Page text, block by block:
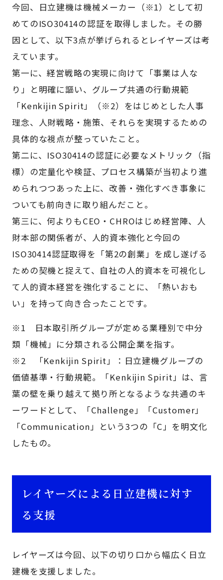
今回、日立建機は機械メーカー（※1）として初
めてのISO30414の認証を取得しました。その勝
因として、以下3点が挙げられるとレイヤーズは考
えています。
第一に、経営戦略の実現に向けて「事業は人な
り」と明確に謳い、グループ共通の行動規範
「Kenkijin Spirit」（※2）をはじめとした人事
理念、人財戦略・施策、それらを実現するための
具体的な視点が整っていたこと。
第二に、ISO30414の認証に必要なメトリック（指
標）の定量化や検証、プロセス構築が当初より進
められつつあった上に、改善・強化すべき事象に
ついても前向きに取り組んだこと。
第三に、何よりもCEO・CHROはじめ経営陣、人
財本部の関係者が、人的資本強化と今回の
ISO30414認証取得を「第2の創業」を成し遂げる
ための契機と捉えて、自社の人的資本を可視化し
て人的資本経営を強化することに、「熱いおも
い」を持って向き合ったことです。
※1 日本取引所グループが定める業種別で中分
類「機械」に分類される公開企業を指す。
※2 「Kenkijin Spirit」：日立建機グループの
価値基準・行動規範。「Kenkijin Spirit」は、言
葉の壁を乗り越えて拠り所となるような共通のキ
ーワードとして、「Challenge」「Customer」
「Communication」という3つの「C」を明文化
したもの。
レイヤーズによる日立建機に対す
る支援
レイヤーズは今回、以下の切り口から幅広く日立
建機を支援しました。